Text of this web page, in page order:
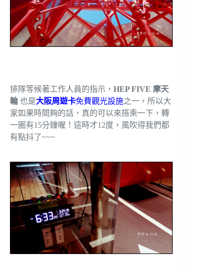
排隊等候著工作人員的指示， HEP FIVE 摩天
輪 也是大阪周遊卡免費觀光設施之一，所以大
家如果時間夠的話，真的可以來搭乘一下，轉
一圈有15分鐘喔！這時才12度，風吹得我們都
有點抖了~~~